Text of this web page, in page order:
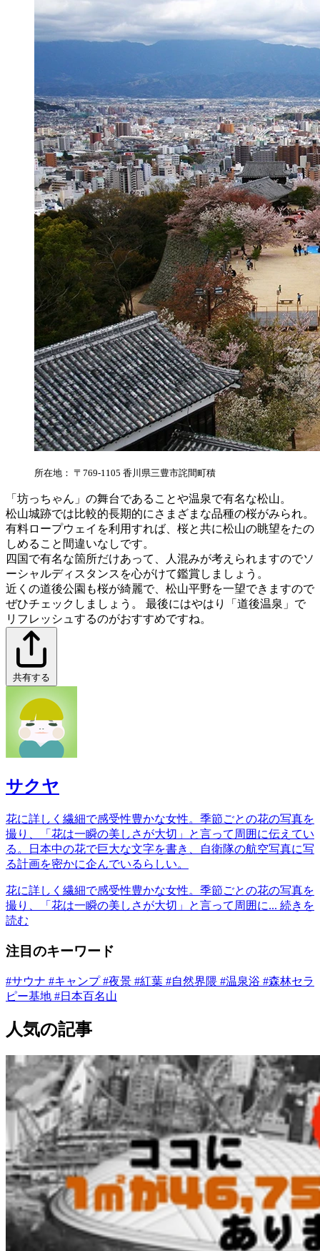
所在地： 〒769-1105 香川県三豊市詫間町積
「坊っちゃん」の舞台であることや温泉で有名な松山。
松山城跡では比較的長期的にさまざまな品種の桜がみられ。
有料ロープウェイを利用すれば、桜と共に松山の眺望をたの
しめること間違いなしです。
四国で有名な箇所だけあって、人混みが考えられますのでソ
ーシャルディスタンスを心がけて鑑賞しましょう。
近くの道後公園も桜が綺麗で、松山平野を一望できますので
ぜひチェックしましょう。 最後にはやはり「道後温泉」で
リフレッシュするのがおすすめですね。
共有する
サクヤ
花に詳しく繊細で感受性豊かな女性。季節ごとの花の写真を
撮り、「花は一瞬の美しさが大切」と言って周囲に伝えてい
る。日本中の花で巨大な文字を書き、自衛隊の航空写真に写
る計画を密かに企んでいるらしい。
花に詳しく繊細で感受性豊かな女性。季節ごとの花の写真を
撮り、「花は一瞬の美しさが大切」と言って周囲に... 続きを
読む
注目のキーワード
#サウナ #キャンプ#夜景 #紅葉 #自然界隈 #温泉浴 #森林セラ
ピー基地 #日本百名山
人気の記事